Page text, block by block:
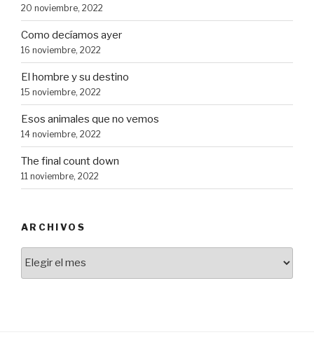
20 noviembre, 2022
Como decíamos ayer
16 noviembre, 2022
El hombre y su destino
15 noviembre, 2022
Esos animales que no vemos
14 noviembre, 2022
The final count down
11 noviembre, 2022
ARCHIVOS